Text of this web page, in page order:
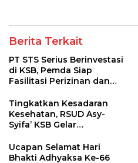
Berita Terkait
PT STS Serius Berinvestasi
di KSB, Pemda Siap
Fasilitasi Perizinan dan
Regulasi
Tingkatkan Kesadaran
Kesehatan, RSUD Asy-
Syifa’ KSB Gelar
Melitus pada Lansia
Ucapan Selamat Hari
Bhakti Adhyaksa Ke-66